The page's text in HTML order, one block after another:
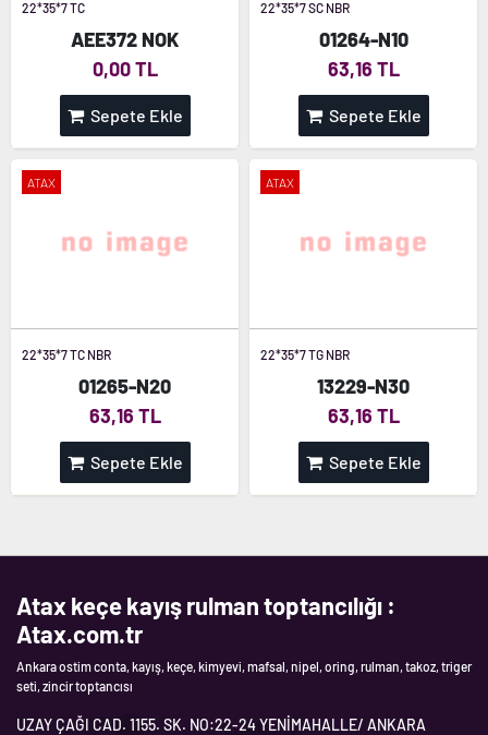
22*35*7 TC
AEE372 NOK
0,00 TL
Sepete Ekle
22*35*7 SC NBR
01264-N10
63,16 TL
Sepete Ekle
ATAX
22*35*7 TC NBR
01265-N20
63,16 TL
Sepete Ekle
ATAX
22*35*7 TG NBR
13229-N30
63,16 TL
Sepete Ekle
Atax keçe kayış rulman toptancılığı :
Atax.com.tr
Ankara ostim conta, kayış, keçe, kimyevi, mafsal, nipel, oring, rulman, takoz, triger
seti, zincir toptancısı
UZAY ÇAĞI CAD. 1155. SK. NO:22-24 YENİMAHALLE/ ANKARA